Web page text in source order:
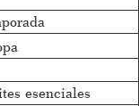
esenciales